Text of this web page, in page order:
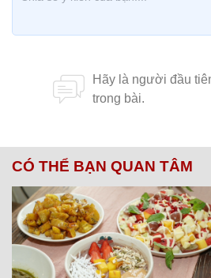
CÓ THỂ BẠN QUAN TÂM